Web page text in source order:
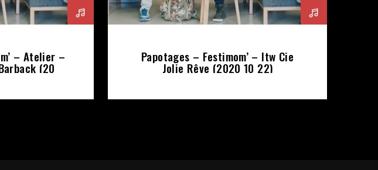
– Atelier –
(2020
Papotages – Festimom’ – Itw Cie
Jolie Rêve (2020 10 22)